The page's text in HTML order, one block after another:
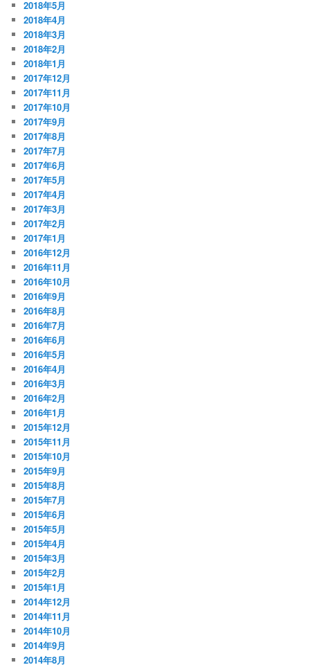
2018年5月
2018年4月
2018年3月
2018年2月
2018年1月
2017年12月
2017年11月
2017年10月
2017年9月
2017年8月
2017年7月
2017年6月
2017年5月
2017年4月
2017年3月
2017年2月
2017年1月
2016年12月
2016年11月
2016年10月
2016年9月
2016年8月
2016年7月
2016年6月
2016年5月
2016年4月
2016年3月
2016年2月
2016年1月
2015年12月
2015年11月
2015年10月
2015年9月
2015年8月
2015年7月
2015年6月
2015年5月
2015年4月
2015年3月
2015年2月
2015年1月
2014年12月
2014年11月
2014年10月
2014年9月
2014年8月